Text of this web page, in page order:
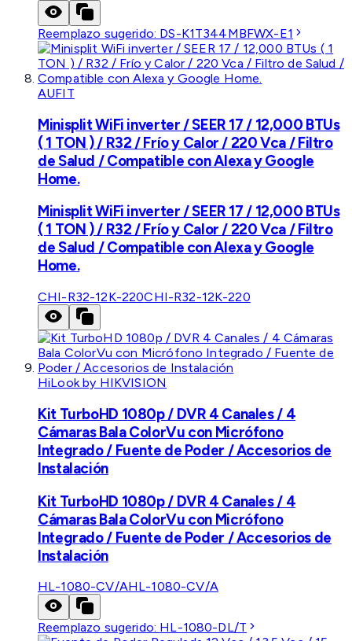
Reemplazo sugerido: DS-K1T344MBFWX-E1
AUFIT
Minisplit WiFi inverter / SEER 17 / 12,000 BTUs
( 1 TON ) / R32 / Frío y Calor / 220 Vca / Filtro
de Salud / Compatible con Alexa y Google
Home.
Minisplit WiFi inverter / SEER 17 / 12,000 BTUs
( 1 TON ) / R32 / Frío y Calor / 220 Vca / Filtro
de Salud / Compatible con Alexa y Google
Home.
CHI-R32-12K-220CHI-R32-12K-220
HiLook by HIKVISION
Kit TurboHD 1080p / DVR 4 Canales / 4
Cámaras Bala ColorVu con Micrófono
Integrado / Fuente de Poder / Accesorios de
Instalación
Kit TurboHD 1080p / DVR 4 Canales / 4
Cámaras Bala ColorVu con Micrófono
Integrado / Fuente de Poder / Accesorios de
Instalación
HL-1080-CV/AHL-1080-CV/A
Reemplazo sugerido: HL-1080-DL/T